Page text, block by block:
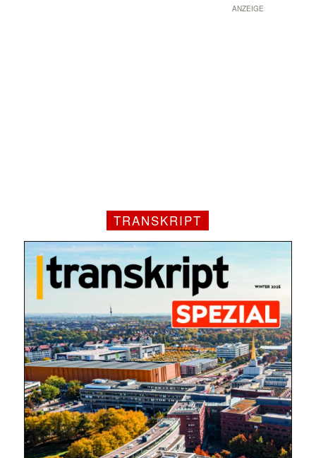
Mit dem |transkript-Newsletter
jede Woche aktuell informiert.
E-
Mail
(erforderlich)
ANZEIGE
TRANSKRIPT